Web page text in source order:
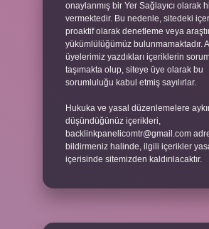
onaylanmış bir Yer Sağlayıcı olarak
vermektedir. Bu nedenle, sitedeki
proaktif olarak denetleme veya
yükümlülüğümüz bulunmamaktadır.
üyelerimiz yazdıkları içeriklerin
taşımakta olup, siteye üye olarak bu
sorumluluğu kabul etmiş sayılırlar.
Hukuka ve yasal düzenlemelere
düşündüğünüz içerikleri,
backlinkpanelicomtr@gmail.com
bildirmeniz halinde, ilgili içerikler
içerisinde sitemizden kaldırılacaktır.